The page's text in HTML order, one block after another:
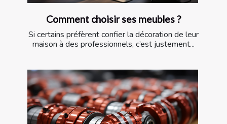
Comment choisir ses meubles ?
Si certains préfèrent confier la décoration de leur
maison à des professionnels, c’est justement...